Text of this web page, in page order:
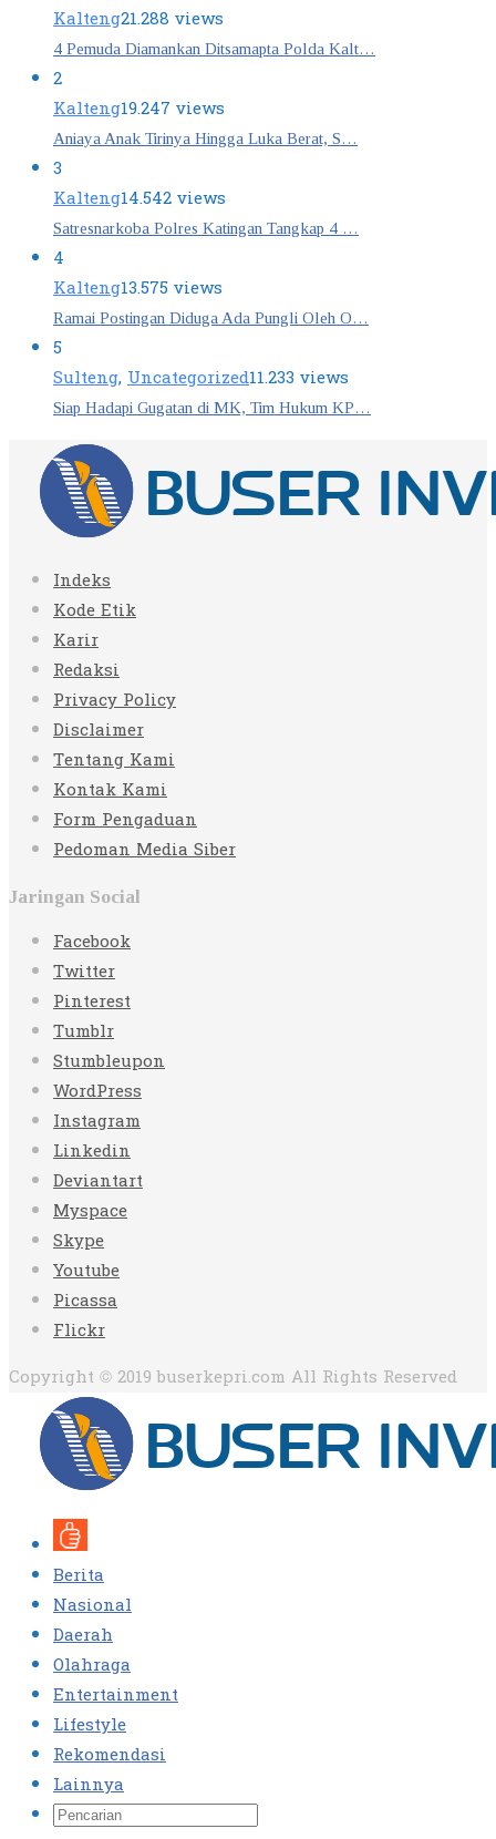
Kalteng21.288 views
4 Pemuda Diamankan Ditsamapta Polda Kalt…
2
Kalteng19.247 views
Aniaya Anak Tirinya Hingga Luka Berat, S…
3
Kalteng14.542 views
Satresnarkoba Polres Katingan Tangkap 4 …
4
Kalteng13.575 views
Ramai Postingan Diduga Ada Pungli Oleh O…
5
Sulteng,Uncategorized11.233 views
Siap Hadapi Gugatan di MK, Tim Hukum KP…
Indeks
Kode Etik
Karir
Redaksi
Privacy Policy
Disclaimer
Tentang Kami
Kontak Kami
Form Pengaduan
Pedoman Media Siber
Jaringan Social
Facebook
Twitter
Pinterest
Tumblr
Stumbleupon
WordPress
Instagram
Linkedin
Deviantart
Myspace
Skype
Youtube
Picassa
Flickr
Copyright © 2019 buserkepri.com All Rights Reserved
Berita
Nasional
Daerah
Olahraga
Entertainment
Lifestyle
Rekomendasi
Lainnya